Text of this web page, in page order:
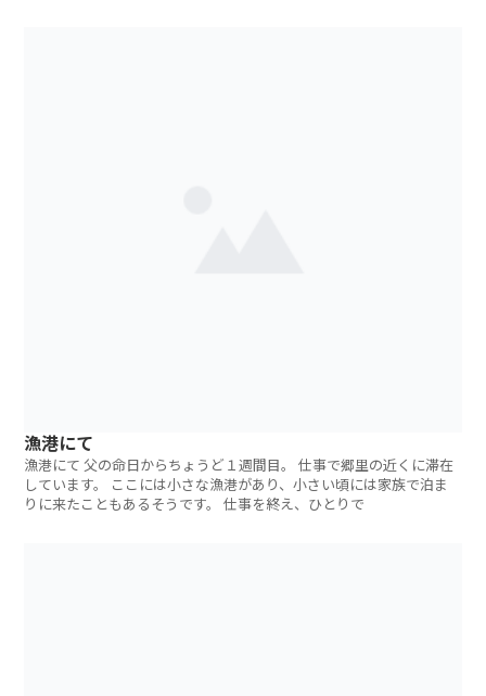
漁港にて
漁港にて 父の命日からちょうど１週間目。 仕事で郷里の近くに滞在
しています。 ここには小さな漁港があり、小さい頃には家族で泊ま
りに来たこともあるそうです。 仕事を終え、ひとりで